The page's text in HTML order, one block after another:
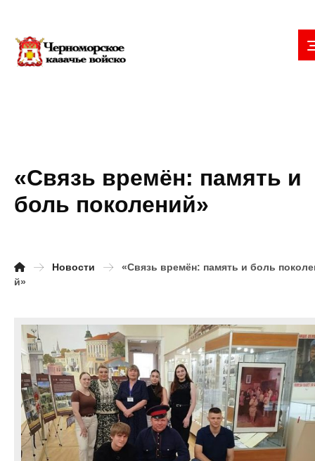
«Связь времён: память и
боль поколений»
Новости
«Связь времён: память и боль
й»